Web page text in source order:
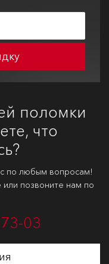
поломки
что
по любым вопросам!
позвоните нам по
03